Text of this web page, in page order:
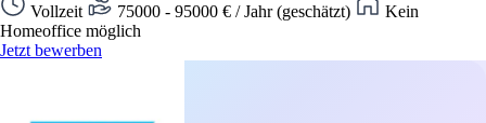
Vollzeit 75000 - 95000 € / Jahr (geschätzt)
Kein
Homeoffice möglich
Jetzt bewerben